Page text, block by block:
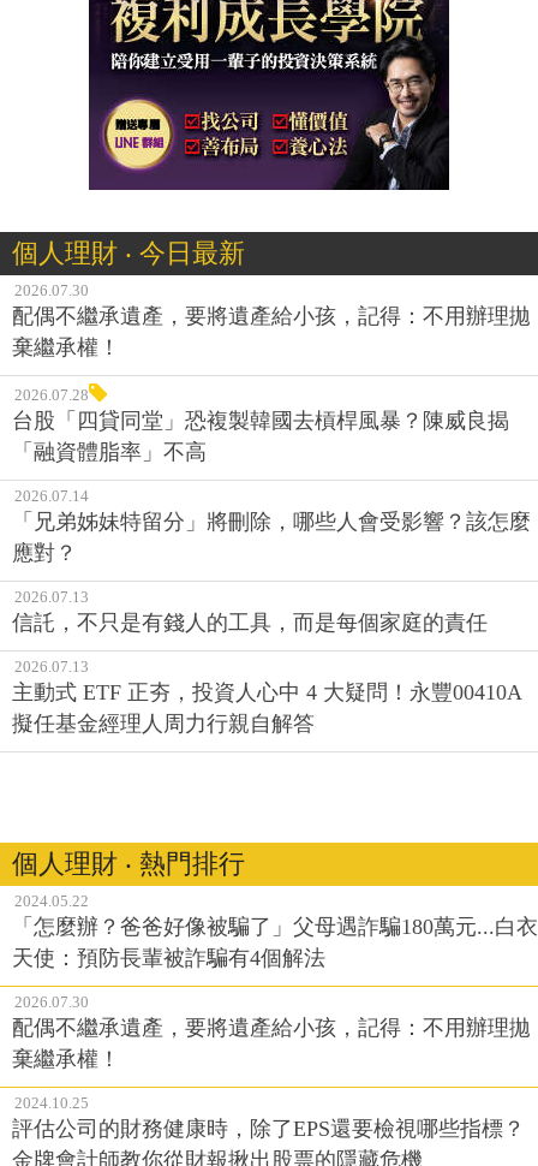
個人理財 ‧ 今日最新
2026.07.30
配偶不繼承遺產，要將遺產給小孩，記得：不用辦理拋
棄繼承權！
2026.07.28
台股「四貸同堂」恐複製韓國去槓桿風暴？陳威良揭
「融資體脂率」不高
2026.07.14
「兄弟姊妹特留分」將刪除，哪些人會受影響？該怎麼
應對？
2026.07.13
信託，不只是有錢人的工具，而是每個家庭的責任
2026.07.13
主動式 ETF 正夯，投資人心中 4 大疑問！永豐00410A
擬任基金經理人周力行親自解答
個人理財 ‧ 熱門排行
2024.05.22
「怎麼辦？爸爸好像被騙了」父母遇詐騙180萬元...白衣
天使：預防長輩被詐騙有4個解法
2026.07.30
配偶不繼承遺產，要將遺產給小孩，記得：不用辦理拋
棄繼承權！
2024.10.25
評估公司的財務健康時，除了EPS還要檢視哪些指標？
金牌會計師教你從財報揪出股票的隱藏危機